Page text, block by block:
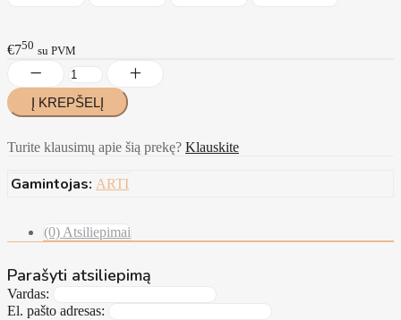
€750 su PVM
Turite klausimų apie šią prekę? Klauskite
Gamintojas: ARTI
(0) Atsiliepimai
Parašyti atsiliepimą
Vardas:
El. pašto adresas: